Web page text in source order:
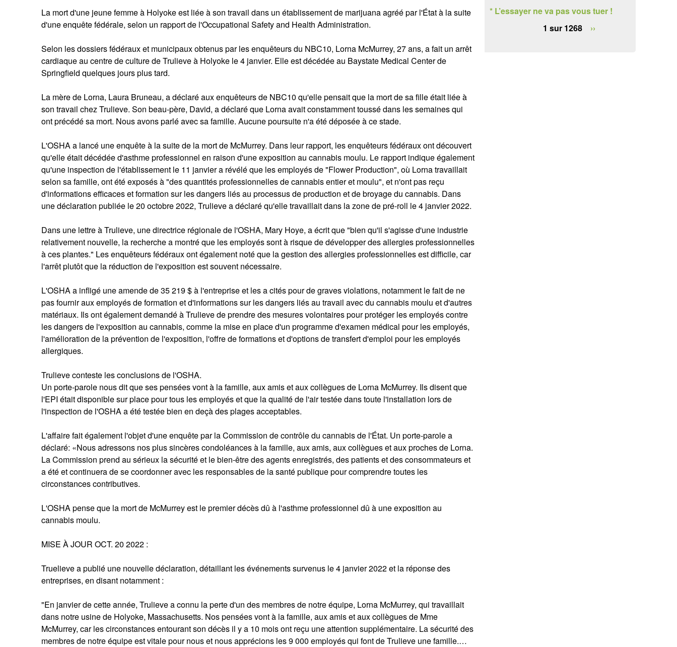
La mort d'une jeune femme à Holyoke est liée à son travail dans un établissement de marijuana agréé par l'État à la suite
d'une enquête fédérale, selon un rapport de l'Occupational Safety and Health Administration.
Selon les dossiers fédéraux et municipaux obtenus par les enquêteurs du NBC10, Lorna McMurrey, 27 ans, a fait un arrêt
cardiaque au centre de culture de Trulieve à Holyoke le 4 janvier. Elle est décédée au Baystate Medical Center de
Springfield quelques jours plus tard.
La mère de Lorna, Laura Bruneau, a déclaré aux enquêteurs de NBC10 qu'elle pensait que la mort de sa fille était liée à
son travail chez Trulieve. Son beau-père, David, a déclaré que Lorna avait constamment toussé dans les semaines qui
ont précédé sa mort. Nous avons parlé avec sa famille. Aucune poursuite n'a été déposée à ce stade.​​
L'OSHA a lancé une enquête à la suite de la mort de McMurrey. Dans leur rapport, les enquêteurs fédéraux ont découvert
qu'elle était décédée d'asthme professionnel en raison d'une exposition au cannabis moulu. Le rapport indique également
qu'une inspection de l'établissement le 11 janvier a révélé que les employés de "Flower Production", où Lorna travaillait
selon sa famille, ont été exposés à "des quantités professionnelles de cannabis entier et moulu", et n'ont pas reçu
d'informations efficaces et formation sur les dangers liés au processus de production et de broyage du cannabis. Dans
une déclaration publiée le 20 octobre 2022, Trulieve a déclaré qu'elle travaillait dans la zone de pré-roll le 4 janvier 2022.
Dans une lettre à Trulieve, une directrice régionale de l'OSHA, Mary Hoye, a écrit que "bien qu'il s'agisse d'une industrie
relativement nouvelle, la recherche a montré que les employés sont à risque de développer des allergies professionnelles
à ces plantes." Les enquêteurs fédéraux ont également noté que la gestion des allergies professionnelles est difficile, car
l'arrêt plutôt que la réduction de l'exposition est souvent nécessaire.
L'OSHA a infligé une amende de 35 219 $ à l'entreprise et les a cités pour de graves violations, notamment le fait de ne
pas fournir aux employés de formation et d'informations sur les dangers liés au travail avec du cannabis moulu et d'autres
matériaux. Ils ont également demandé à Trulieve de prendre des mesures volontaires pour protéger les employés contre
les dangers de l'exposition au cannabis, comme la mise en place d'un programme d'examen médical pour les employés,
l'amélioration de la prévention de l'exposition, l'offre de formations et d'options de transfert d'emploi pour les employés
allergiques.
Trulieve conteste les conclusions de l'OSHA.
Un porte-parole nous dit que ses pensées vont à la famille, aux amis et aux collègues de Lorna McMurrey. Ils disent que
l'EPI était disponible sur place pour tous les employés et que la qualité de l'air testée dans toute l'installation lors de
l'inspection de l'OSHA a été testée bien en deçà des plages acceptables.
L'affaire fait également l'objet d'une enquête par la Commission de contrôle du cannabis de l'État. Un porte-parole a
déclaré: «Nous adressons nos plus sincères condoléances à la famille, aux amis, aux collègues et aux proches de Lorna.
La Commission prend au sérieux la sécurité et le bien-être des agents enregistrés, des patients et des consommateurs et
a été et continuera de se coordonner avec les responsables de la santé publique pour comprendre toutes les
circonstances contributives.
L'OSHA pense que la mort de McMurrey est le premier décès dû à l'asthme professionnel dû à une exposition au
cannabis moulu.
MISE À JOUR OCT. 20 2022 :
Truelieve a publié une nouvelle déclaration, détaillant les événements survenus le 4 janvier 2022 et la réponse des
entreprises, en disant notamment :
"En janvier de cette année, Trulieve a connu la perte d'un des membres de notre équipe, Lorna McMurrey, qui travaillait
dans notre usine de Holyoke, Massachusetts. Nos pensées vont à la famille, aux amis et aux collègues de Mme
McMurrey, car les circonstances entourant son décès il y a 10 mois ont reçu une attention supplémentaire. La sécurité des
membres de notre équipe est vitale pour nous et nous apprécions les 9 000 employés qui font de Trulieve une famille.…
* L’essayer ne va pas vous tuer !
1 sur 1268
››